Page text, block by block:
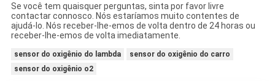
Se você tem quaisquer perguntas, sinta por favor livre
contactar connosco. Nós estaríamos muito contentes de
ajudá-lo. Nós receber-lhe-emos de volta dentro de 24 horas ou
receber-lhe-emos de volta imediatamente.
sensor do oxigênio do lambda
sensor do oxigênio do carro
sensor do oxigênio o2